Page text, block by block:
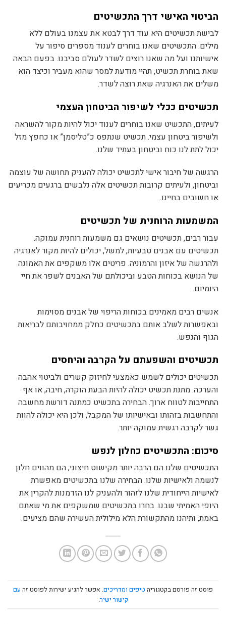
הביטוי האישי דרך התכשיטים
לבישת תכשיטים היא עוד דרך לבטא את עצמנו בעולם ללא
מילים. התכשיטים שאנו בוחרים לענוד מספרים סיפור על
אישיותנו ועל מה שאנו רוצים לשדר לעולם סביבנו. בפעם הבאה
שאת בוחרת תכשיט, תהיי מודעת למסר שהוא מעביר וכיצד הוא
משלים את האנרגיה שאת רוצה לשדר.
תכשיטים ככלי לשיפור הביטחון העצמי
לעיתים, התכשיט שאנו בוחרים לענוד יכול להיות מקור להשראה
ולשיפור ביטחון עצמי. תכשיט שנתפס כ”טליסמן” או כחפץ מזל
יכול לתת לנו כוח וביטחון בעתיד שלנו.
הרגשה של חיבור אישי לתכשיט יכולה להעניק תחושה של עוצמה
וביטחון, ולעיתים קרובות תכשיטים אלה נלבשים ברגעים מכריעים
או חשובים בחיינו.
המשמעות הרוחנית של תכשיטים
עבור רבים, תכשיטים נושאים גם משמעות רוחנית עמוקה.
תכשיטים עם אבנים טבעיות, למשל, יכולים להיות מקור לאנרגיה
ולהרגשה של איזון והרמוניה. פריטים אלו משקפים את האמונה
של הנושא בכוחות הטבע וביכולתם של האבנים לשפר את חיי
היומיום.
אנשים רבים מאמינים בכוחות הריפוי של אבנים מסוימות
ובאפשרות לשלב אותם בתכשיטים כחלק ממחויבותם לבריאות
הגוף והנפש.
תכשיטים והשפעתם על הקרבה והיחסים
תכשיטים יכולים לשמש כאמצעי לחיזוק קשרים ולביטוי אהבה
והערכה. מתנת תכשיט יכולה להיות הבעת הוקרה, חיבה, או אף
התחייבות לטווח ארוך. הבחירה בתכשיט כמתנה דורשת מחשבה
והתחשבות בזהותו ובאישיותו של המקבל, ולכן היא יכולה להוות
גשר לקרבה רגשית עמוקה יותר.
סיכום: התכשיטים כחלון לנפש
התכשיטים שלנו הם הרבה יותר מקישוט חיצוני; הם מהווים חלון
לנשמה ולאישיות שלנו. הבחירה שלנו בתכשיטים מאפשרת
לאישיות הייחודית שלנו לזהור ולהעניק לנו הזדמנות להקרין את
היופי האמיתי שבנו. בחרו בתכשיטים שמשקפים את מי שאתם
באמת, ותיהנו מהתקשורת הלא מילולית העשירה שהם מציעים.
פוסט זה פורסם בקטגוריה טיפים ומדריכים. אפשר להגיע ישירות לפוסט זה עם
קישור ישיר.